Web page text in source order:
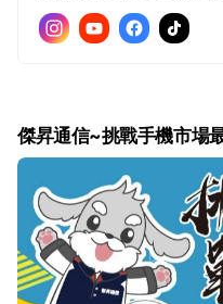
傑昇通信~挑戰手機市場